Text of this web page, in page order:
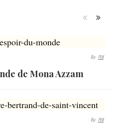
By: PLK
de Mona Azzam
By: PLK